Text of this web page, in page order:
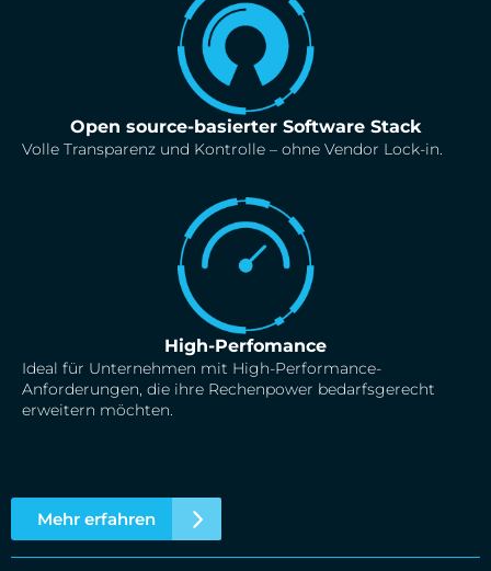
Open source-basierter Software Stack
Volle Transparenz und Kontrolle – ohne Vendor Lock-in.
High-Perfomance
Ideal für Unternehmen mit High-Performance-
Anforderungen, die ihre Rechenpower bedarfsgerecht
erweitern möchten.
Mehr erfahren